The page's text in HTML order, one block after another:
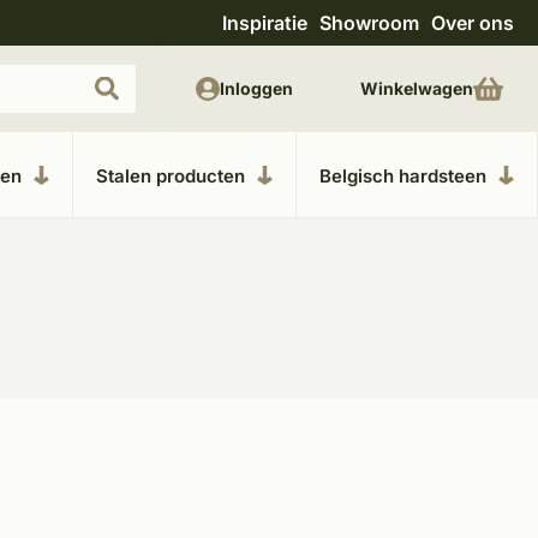
Uitgebreide showroom in Kesteren Unieke
Inspiratie Showroom Over ons
Stalen producten Belgisch hardsteen
Inloggen Winkelwagen